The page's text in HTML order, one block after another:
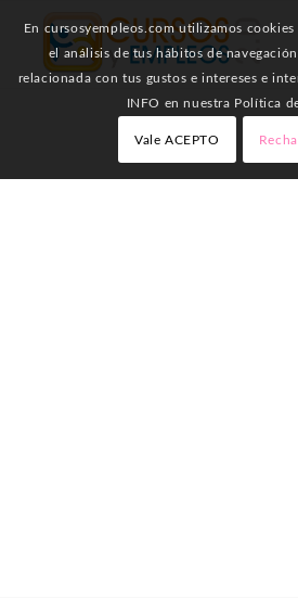
En cursosyempleos.com utilizamos
el análisis de tus hábitos de
relacionada con tus gustos e intereses e
INFO en nuestra Política
Vale ACEPTO